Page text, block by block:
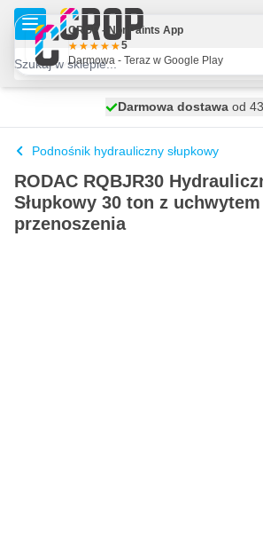
Przejdź do treści
Darmowa dostawa od
100 dni
Podnośnik hydrauliczny słupkowy
RODAC RQBJR30
Słupkowy 30 ton z
przenoszenia
CROP - NonPaints App
5
Darmowa - Teraz w Google Play